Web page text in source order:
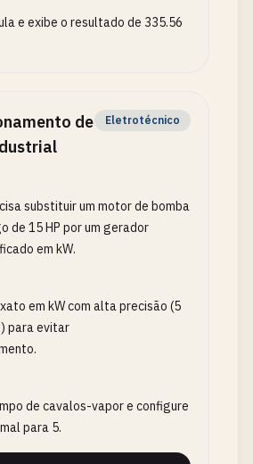
e exibe o resultado de 335.56
de
Eletrotécnico
substituir um motor de bomba
de 15 HP por um gerador
em kW.
em kW com alta precisão (5
para evitar
de cavalos-vapor e configure
para 5.